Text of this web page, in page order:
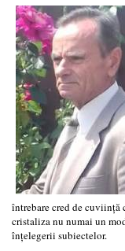
întrebare cred de cuviință
cristaliza nu numai un
înțelegerii subiectelor.